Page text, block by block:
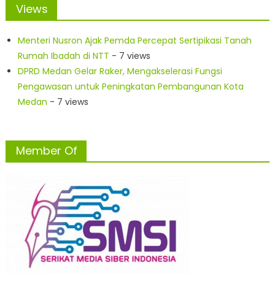
Views
Menteri Nusron Ajak Pemda Percepat Sertipikasi Tanah
Rumah Ibadah di NTT - 7 views
DPRD Medan Gelar Raker, Mengakselerasi Fungsi
Pengawasan untuk Peningkatan Pembangunan Kota
Medan - 7 views
Member Of